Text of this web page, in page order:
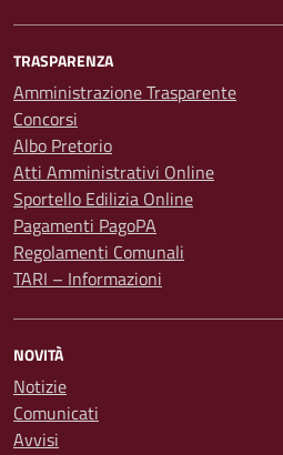
TRASPARENZA
Amministrazione Trasparente
Concorsi
Albo Pretorio
Atti Amministrativi Online
Sportello Edilizia Online
Pagamenti PagoPA
Regolamenti Comunali
TARI – Informazioni
NOVITÀ
Notizie
Comunicati
Avvisi